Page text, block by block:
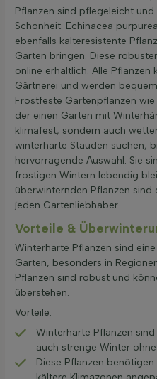
Pflanzen sind pflegeleicht
Schönheit. Echinacea
ebenfalls kälteresistente
Garten bringen. Diese
online erhältlich. Alle
Gärtnerei und werden
Frostfeste Gartenpflanzen
der einen Garten mit
klimafest, sondern auch
winterharte Stauden suchen,
hervorragende Auswahl. Sie
frostigen Wintern lebendig
überwinternden Pflanzen sind
jeden Gartenliebhaber.
Vorteile &
Winterharte Pflanzen sind
Garten, besonders in
Pflanzen sind robust und
überstehen.
Vorteile:
Winterharte Pflanzen
auch strenge Winter
Diese Pflanzen